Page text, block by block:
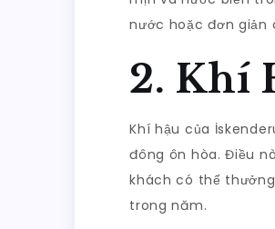
nước hoặc đơn giản
2. Khí
Khí hậu của
đông ôn hòa. Điều
khách có thể
trong năm.